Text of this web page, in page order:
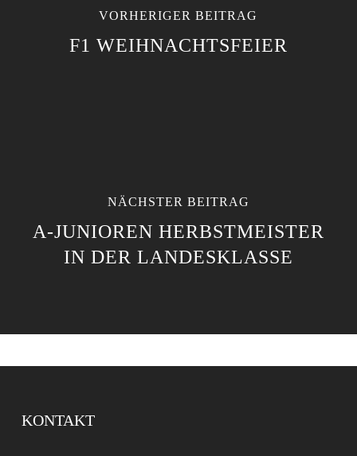
VORHERIGER BEITRAG
F1 WEIHNACHTSFEIER
NÄCHSTER BEITRAG
A-JUNIOREN HERBSTMEISTER
IN DER LANDESKLASSE
KONTAKT